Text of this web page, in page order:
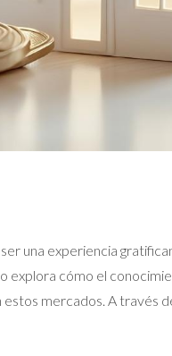
una experiencia
cómo el
mercados. A